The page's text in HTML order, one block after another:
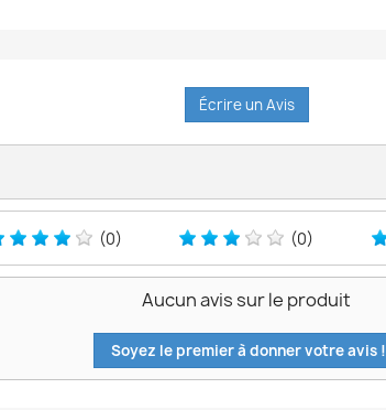
Écrire un Avis
(0) (0)
Aucun avis sur le produit
Soyez le premier à donner votre avis !